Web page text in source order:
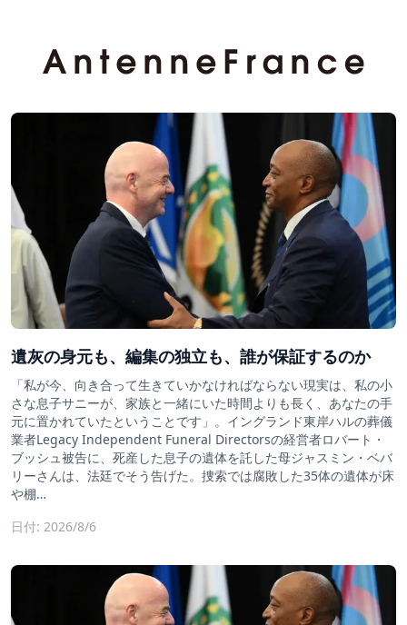
遺灰の身元も、編集の独立も、誰が保証するのか
「私が今、向き合って生きていかなければならない現実は、私の小
さな息子サニーが、家族と一緒にいた時間よりも長く、あなたの手
元に置かれていたということです」。イングランド東岸ハルの葬儀
業者Legacy Independent Funeral Directorsの経営者ロバート・
ブッシュ被告に、死産した息子の遺体を託した母ジャスミン・ベバ
リーさんは、法廷でそう告げた。捜索では腐敗した35体の遺体が床
や棚…
日付: 2026/8/6